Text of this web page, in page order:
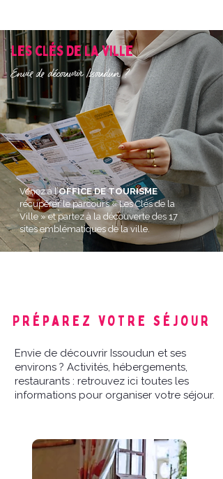
Envie de découvrir Issoudun ?
Venez à l’OFFICE DE TOURISME
récupérer le parcours « Les Clés de la
Ville » et partez à la découverte des 17
sites emblématiques de la ville.
Les clés de la ville
Préparez votre séjour
Envie de découvrir Issoudun et ses
environs ? Activités, hébergements,
restaurants : retrouvez ici toutes les
informations pour organiser votre séjour.